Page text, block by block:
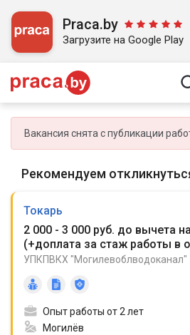
Praca.by
Загрузите на Google Play
Вакансия снята с публикации
Рекомендуем
Токарь
2 000 - 3 000 руб. до вычета
(+доплата за стаж работы в
УПКПВКХ "Могилевоблводоканал"
Опыт работы от 2 лет
Могилёв